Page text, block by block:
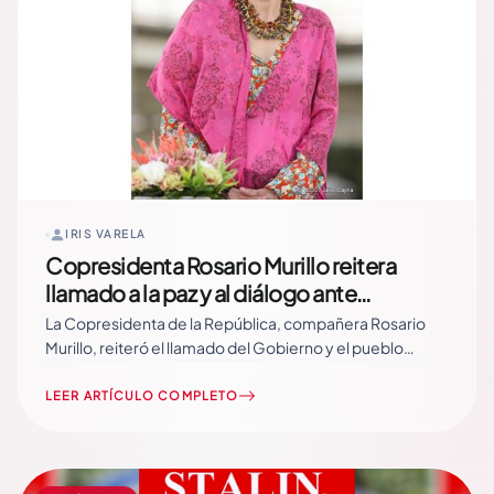
IRIS VARELA
Copresidenta Rosario Murillo reitera
llamado a la paz y al diálogo ante
conflictos internacionales
La Copresidenta de la República, compañera Rosario
Murillo, reiteró el llamado del Gobierno y el pueblo
azotan a distintas naciones del mundo, destacando que
LEER ARTÍCULO COMPLETO